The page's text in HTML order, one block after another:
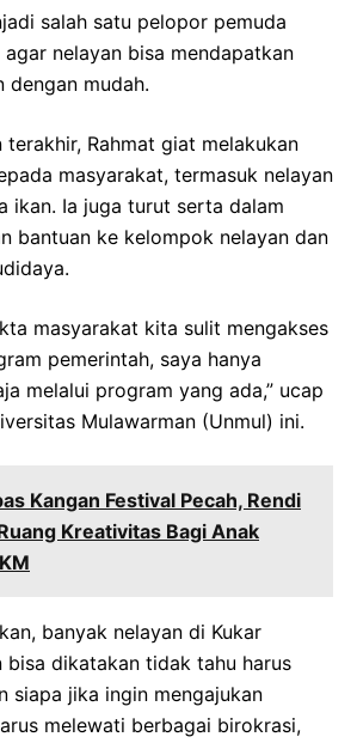
salah satu pelopor pemuda
nelayan bisa mendapatkan
dengan mudah.
terakhir, Rahmat giat melakukan
masyarakat, termasuk nelayan
ikan. Ia juga turut serta dalam
bantuan ke kelompok nelayan dan
masyarakat kita sulit mengakses
pemerintah, saya hanya
melalui program yang ada,” ucap
Mulawarman (Unmul) ini.
Kangan Festival Pecah, Rendi
Kreativitas Bagi Anak
banyak nelayan di Kukar
bisa dikatakan tidak tahu harus
siapa jika ingin mengajukan
melewati berbagai birokrasi,